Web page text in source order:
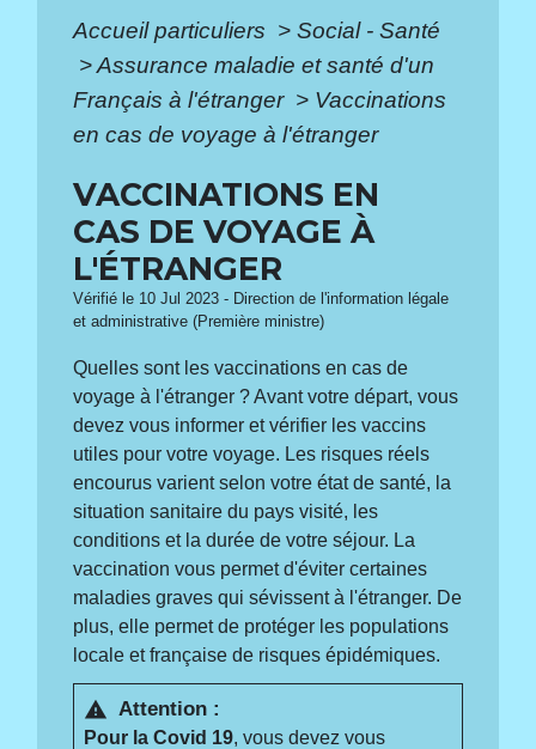
Accueil particuliers > Social - Santé
>Assurance maladie et santé d'un
Français à l'étranger > Vaccinations
en cas de voyage à l'étranger
VACCINATIONS EN
CAS DE VOYAGE À
L'ÉTRANGER
Vérifié le 10 Jul 2023 - Direction de l'information légale
et administrative (Première ministre)
Quelles sont les vaccinations en cas de
voyage à l'étranger ? Avant votre départ, vous
devez vous informer et vérifier les vaccins
utiles pour votre voyage. Les risques réels
encourus varient selon votre état de santé, la
situation sanitaire du pays visité, les
conditions et la durée de votre séjour. La
vaccination vous permet d'éviter certaines
maladies graves qui sévissent à l'étranger. De
plus, elle permet de protéger les populations
locale et française de risques épidémiques.
warning Attention :
Pour la Covid 19, vous devez vous